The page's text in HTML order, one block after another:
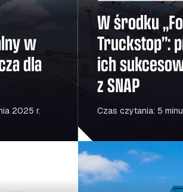
w
dla
2025 r.
W środku
Truckstop”:
ich
z SNAP
Czas czytania: 5
na napęd elektryczny jest
Ponowne otwarcie